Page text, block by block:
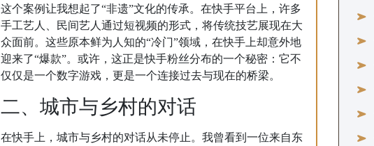
这个案例让我想起了“非遗”文化的传承。在快手平台上，许多
手工艺人、民间艺人通过短视频的形式，将传统技艺展现在大
众面前。这些原本鲜为人知的“冷门”领域，在快手上却意外地
迎来了“爆款”。或许，这正是快手粉丝分布的一个秘密：它不
仅仅是一个数字游戏，更是一个连接过去与现在的桥梁。
二、城市与乡村的对话
在快手上，城市与乡村的对话从未停止。我曾看到一位来自东